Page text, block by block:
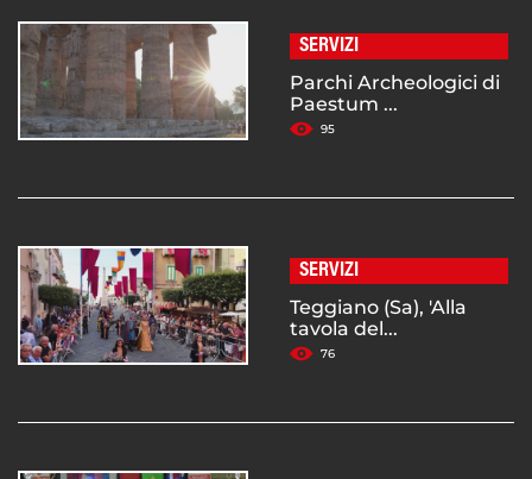
SERVIZI
Parchi Archeologici di
Paestum ...
95
SERVIZI
Teggiano (Sa), 'Alla
tavola del...
76